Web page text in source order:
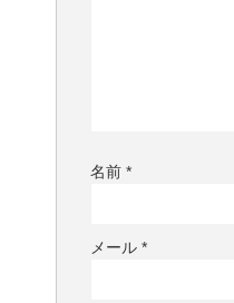
名前 *
メール *